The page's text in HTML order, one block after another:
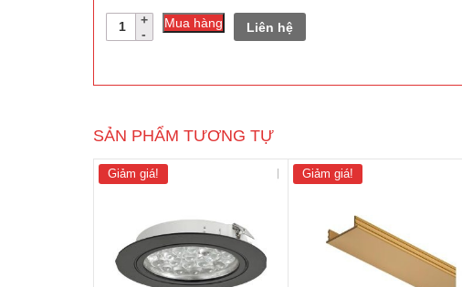
Số
lượng
Mua hàng Liên hệ
SẢN PHẨM TƯƠNG TỰ
Giảm giá! Giảm giá!